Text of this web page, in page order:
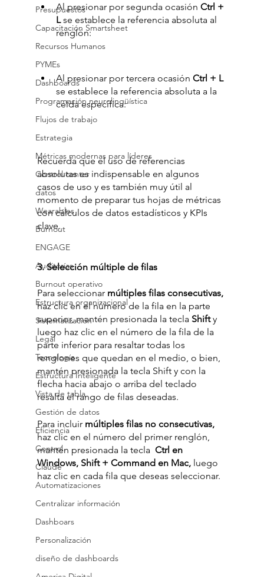
Presupuestos
Capacitación Smartsheet
Recursos Humanos
PYMEs
Dashboards
Programación neurolingüística
Flujos de trabajo
Estrategia
Métricas modernas para líderes
Control center
datos
Wearables
Burnout
ENGAGE
Auditorías
Burnout operativo
Estructura organizacional
Sistematización
Legal
Tecnología
Estructura Inteligente
Vista de tabla
Gestión de datos
Eficiencia
Control
Claude
Automatizaciones
Centralizar información
Dashboars
Personalización
diseño de dashboards
Al presionar por segunda ocasión Ctrl +
L se establece la referencia absoluta al
renglón:
Al presionar por tercera ocasión Ctrl + L
se establece la referencia absoluta a la
celda específica:
Recuerda que el uso de referencias
absolutas es indispensable en algunos
casos de uso y es también muy útil al
momento de preparar tus hojas de métricas
con cálculos de datos estadísticos y KPIs
clave.
3. Selección múltiple de filas
Para seleccionar múltiples filas consecutivas,
haz clic en el número de la fila en la parte
superior, mantén presionada la tecla Shift y
luego haz clic en el número de la fila de la
parte inferior para resaltar todas los
renglones que quedan en el medio, o bien,
mantén presionada la tecla Shift y con la
flecha hacia abajo o arriba del teclado
resalta el rango de filas deseadas.
Para incluir múltiples filas no consecutivas,
haz clic en el número del primer renglón,
mantén presionada la tecla Ctrl en
Windows, Shift + Command en Mac, luego
haz clic en cada fila que deseas seleccionar.